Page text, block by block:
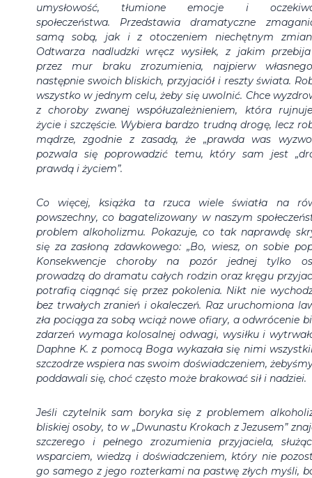
umysłowość, tłumione emocje i
społeczeństwa. Przedstawia dramatyczne
samą sobą, jak i z otoczeniem niechętnym
Odtwarza nadludzki wręcz wysiłek, z jakim
przez mur braku zrozumienia, najpierw
następnie swoich bliskich, przyjaciół i reszty świata.
wszystko w jednym celu, żeby się uwolnić. Chce
z choroby zwanej współuzależnieniem, która
życie i szczęście. Wybiera bardzo trudną drogę, lecz
mądrze, zgodnie z zasadą, że „prawda was
pozwala się poprowadzić temu, który sam jest
prawdą i życiem”.
Co więcej, książka ta rzuca wiele światła na
powszechny, co bagatelizowany w naszym
problem alkoholizmu. Pokazuje, co tak naprawdę
się za zasłoną zdawkowego: „Bo, wiesz, on sobie
Konsekwencje choroby na pozór jednej tylko
prowadzą do dramatu całych rodzin oraz kręgu
potrafią ciągnąć się przez pokolenia. Nikt nie
bez trwałych zranień i okaleczeń. Raz uruchomiona
zła pociąga za sobą wciąż nowe ofiary, a odwrócenie
zdarzeń wymaga kolosalnej odwagi, wysiłku i
Daphne K. z pomocą Boga wykazała się nimi
szczodrze wspiera nas swoim doświadczeniem,
poddawali się, choć często może brakować sił i nadziei.
Jeśli czytelnik sam boryka się z problemem
bliskiej osoby, to w „Dwunastu Krokach z Jezusem”
szczerego i pełnego zrozumienia przyjaciela,
wsparciem, wiedzą i doświadczeniem, który nie
go samego z jego rozterkami na pastwę złych myśli,